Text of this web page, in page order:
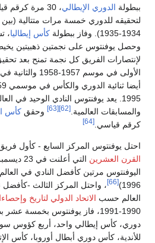
الدوري الإيطالي
، 30 مرة كرقم
كأس إيطاليا ، تسع
يوفنتوس على نجمتين ذهبيتين يخيطها
الفريق كل نجمة تمنح بعد تحقيق
1995. يعد يوفنتوس النادي الوحيد في
العالمية.
وحققكأس الإتحاد
قياسي.
يوفنتوس المركز السابع - كأول فريق
العشرينالتي أعلنت في 23 ديسمبر 2000.
[66]
، واحتل المركز الثالث -كأفضل نادي
حسبالاتحاد الدولي لتاريخ وإحصاءات
1990-1991، فاز يوفنتوس بخمسة عشر
كأس إيطالي واحد، أربع كؤوس سوبر
كأس دوري أبطال أوروبا، كأس الإتحاد